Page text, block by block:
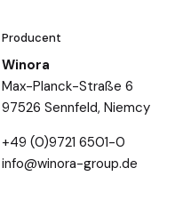
Producent
Winora
Max-Planck-Straße 6
97526 Sennfeld, Niemcy
+49 (0)9721 6501-0
info@winora-group.de